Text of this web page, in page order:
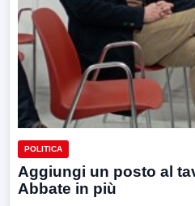
POLITICA
Aggiungi un posto al
Abbate in più